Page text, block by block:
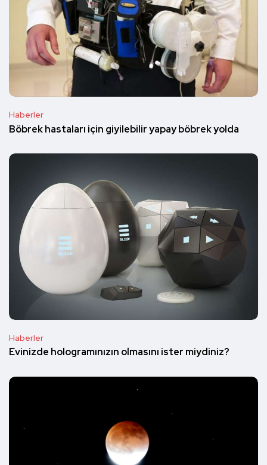
Haberler
Böbrek hastaları için giyilebilir yapay böbrek yolda
Haberler
Evinizde hologramınızın olmasını ister miydiniz?